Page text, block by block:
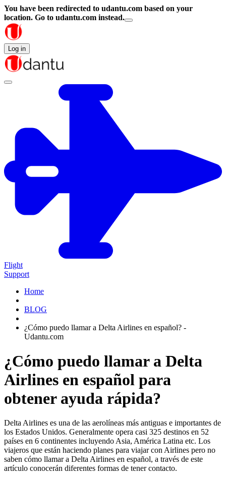
You have been redirected to udantu.com based on your
location. Go to udantu.com instead.
Log in
Flight
Support
Home
BLOG
¿Cómo puedo llamar a Delta Airlines en español? -
Udantu.com
¿Cómo puedo llamar a Delta
Airlines en español para
obtener ayuda rápida?
Delta Airlines es una de las aerolíneas más antiguas e importantes de
los Estados Unidos. Generalmente opera casi 325 destinos en 52
países en 6 continentes incluyendo Asia, América Latina etc. Los
viajeros que están haciendo planes para viajar con Airlines pero no
saben cómo llamar a Delta Airlines en español, a través de este
artículo conocerán diferentes formas de tener contacto.